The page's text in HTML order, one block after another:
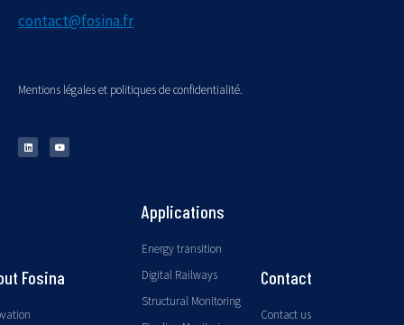
contact@fosina.fr
Mentions légales et politiques de confidentialité.
Fosina
Applications
Energy transition
Digital Railways
Structural Monitoring
Contact
Contact us